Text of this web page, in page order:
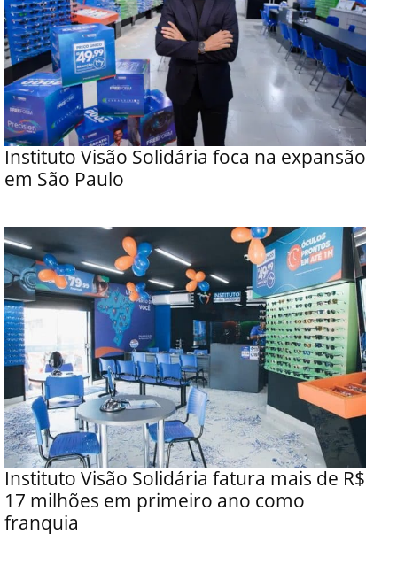
Instituto Visão Solidária foca na expansão
em São Paulo
Instituto Visão Solidária fatura mais de R$
17 milhões em primeiro ano como
franquia